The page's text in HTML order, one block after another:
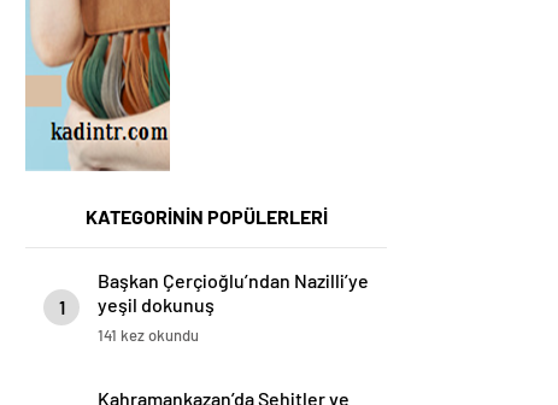
KATEGORİNİN POPÜLERLERİ
1
Başkan Çerçioğlu’ndan Nazilli’ye
yeşil dokunuş
141 kez okundu
Kahramankazan’da Şehitler ve